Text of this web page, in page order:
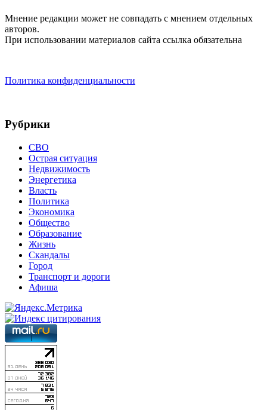
Мнение редакции может не совпадать с мнением отдельных
авторов.
При использовании материалов сайта ссылка обязательна
Политика конфиденциальности
Рубрики
СВО
Острая ситуация
Недвижимость
Энергетика
Власть
Политика
Экономика
Общество
Образование
Жизнь
Скандалы
Город
Транспорт и дороги
Афиша